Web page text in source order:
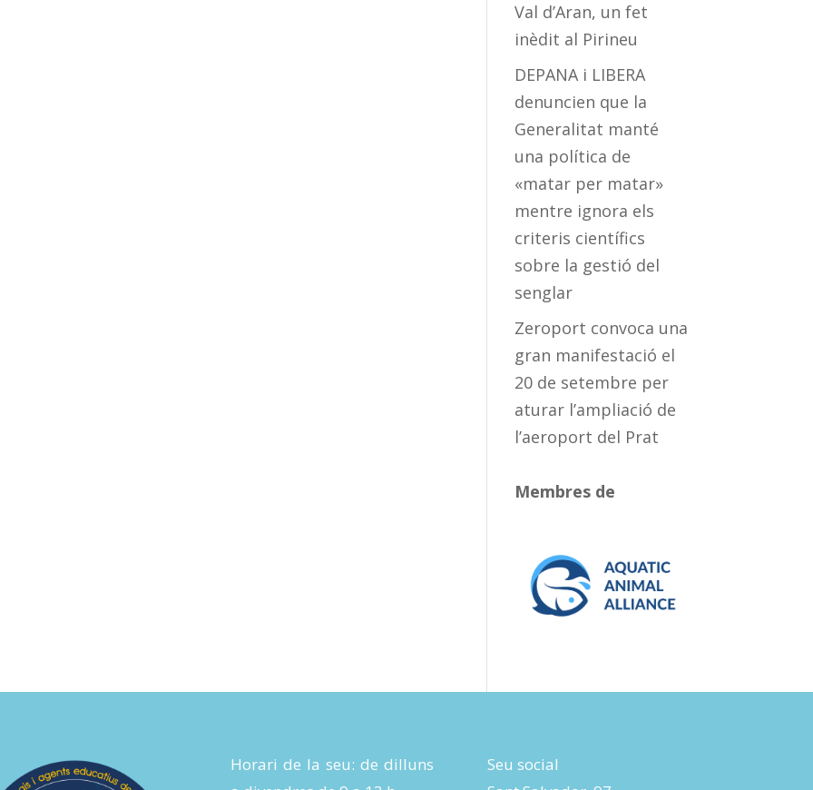
Val d’Aran, un fet
inèdit al Pirineu
DEPANA i LIBERA
denuncien que la
Generalitat manté
una política de
«matar per matar»
mentre ignora els
criteris científics
sobre la gestió del
senglar
Zeroport convoca una
gran manifestació el
20 de setembre per
aturar l’ampliació de
l’aeroport del Prat
Membres de
Horari de la seu: de dilluns
Seu social